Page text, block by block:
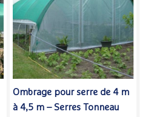
Ombrage pour serre de 4 m
à 4,5 m – Serres Tonneau